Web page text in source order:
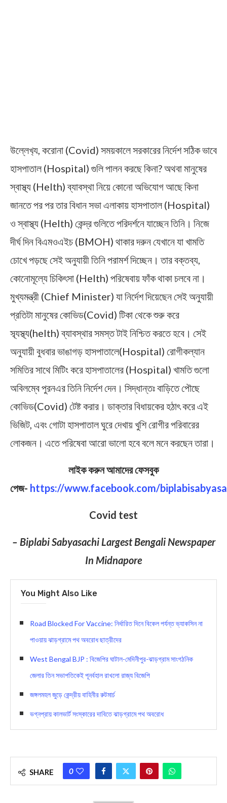
উল্লেখ‍্য, করোনা (Covid) সময়কালে সরকারের নির্দেশ সঠিক ভাবে
হাসপাতাল (Hospital) গুলি পালন করছে কিনা? অথবা মানুষের
স্বাস্থ্য (Helth) ব্যাবস্থা নিয়ে কোনো অভিযোগ আছে কিনা
জানতে পর পর তার বিধান সভা এলাকায় হাসপাতাল (Hospital)
ও স্বাস্থ্য (Helth) কেন্দ্র গুলিতে পরিদর্শনে যাচ্ছেন তিনি। নিজে
দীর্ঘ দিন বিএমওএইচ (BMOH) থাকার দরুন যেখানে যা খামতি
চোখে পড়ছে সেই অনুযায়ী তিনি পরামর্শ দিচ্ছেন। তার বক্তব্য,
কোনোমূল্যে চিকিৎসা (Helth) পরিষেবায় ফাঁক থাকা চলবে না।
মুখ্যমন্ত্রী (Chief Minister) যা নির্দেশ দিয়েছেন সেই অনুযায়ী
প্রতিটা মানুষের কোভিড(Covid) টিকা থেকে শুরু করে
স্ব্যস্থ্য(helth) ব্যাবস্থার সমস্ত টাই নিশ্চিত করতে হবে। সেই
অনুযায়ী বুধবার ভাঙাগড় হাসপাতালে(Hospital) রোগীকল্যান
সমিতির সাথে মিটিং করে হাসপাতালের (Hospital) খামতি গুলো
অবিলম্বে পুরনএর তিনি নির্দেশ দেন। সিদ্ধান্তঃ বাড়িতে পৌছে
কোভিড(Covid) টেষ্ট করার। ডাক্তার বিধায়কের হঠাৎ করে এই
ভিজিট, এবং গোটা হাসপাতাল ঘুরে দেখায় খুশি রোগীর পরিবারের
লোকজন। এতে পরিষেবা আরো ভালো হবে বলে মনে করছেন তারা।
লাইক করুন আমাদের ফেসবুক
পেজ- https://www.facebook.com/
Covid test
– Biplabi Sabyasachi Largest Bengali Newspaper
In Midnapore
You Might Also Like
Road Blocked For Vaccine: নির্ধারিত দিনে বিকেল পর্যন্ত ভ্যাকসিন না
পাওয়ায় ঝাড়গ্রামে পথ অবরোধ ছাত্রীদের
West Bengal BJP : বিজেপির ঘাটাল-মেদিনীপুর-ঝাড়গ্রাম সাংগঠনিক
জেলার তিন সভাপতিকেই পূনর্বহাল রাখলো রাজ্য বিজেপি
জঙ্গলমহল জুড়ে কেন্দ্রীয় বাহিনীর রুটমার্চ
ভগ্নপ্রায় কালভার্ট সংস্কারের দাবিতে ঝাড়গ্রামে পথ অবরোধ
SHARE 0